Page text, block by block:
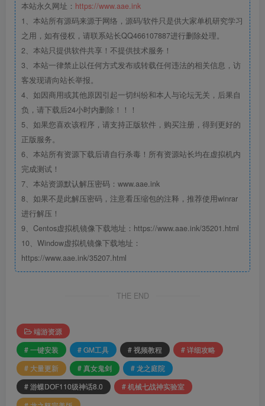
本站永久网址： https://www.aae.ink
1、本站所有源码来源于网络，源码/软件只是供大家单机研究学习
之用，如有侵权，请联系站长QQ466107887进行删除处理。
2、本站只提供软件共享！不提供技术服务！
3、本站一律禁止以任何方式发布或转载任何违法的相关信息，访
客发现请向站长举报。
4、如因商用或其他原因引起一切纠纷和本人与论坛无关，后果自
负，请下载后24小时内删除！！！
5、如果您喜欢该程序，请支持正版软件，购买注册，得到更好的
正版服务。
6、本站所有资源下载后请自行杀毒！所有资源站长均在虚拟机内
完成测试！
7、本站资源默认解压密码：www.aae.ink
8、如果不是此解压密码，注意看压缩包的注释，推荐使用winrar
进行解压！
9、Centos虚拟机镜像下载地址：https://www.aae.ink/35201.html
10、Window虚拟机镜像下载地址：
https://www.aae.ink/35207.html
THE END
端游资源
# 一键安装
# GM工具 # 视频教程
# 详细攻略
# 大量更新
# 真女鬼剑
# 龙之庭院
# 游蝶DOF110级神话8.0
# 机械七战神实验室